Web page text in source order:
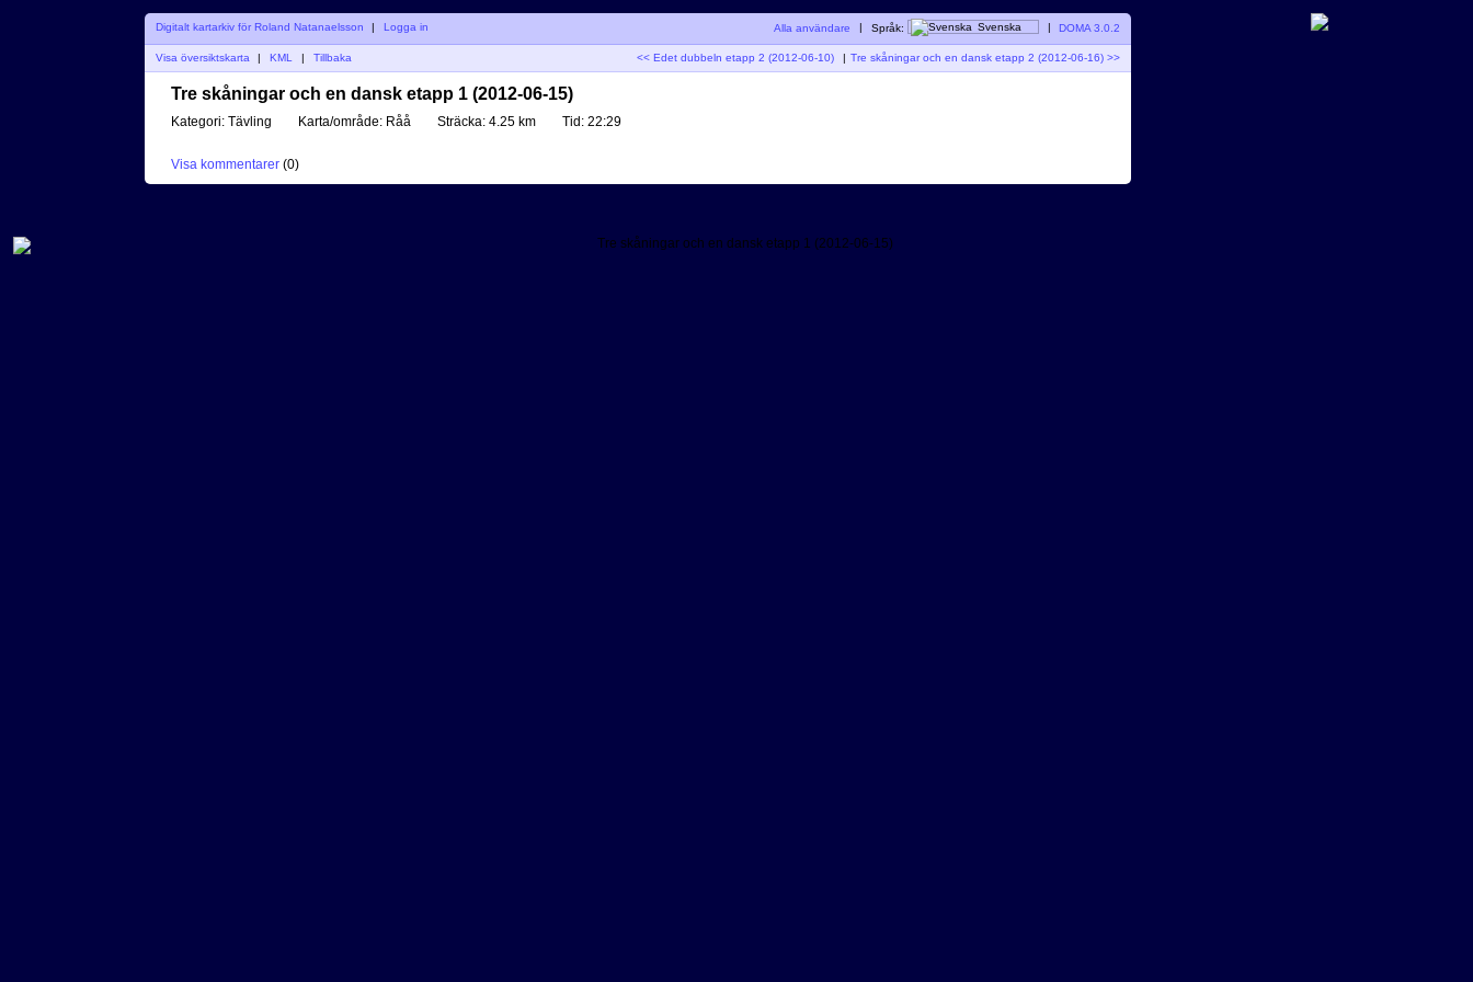
Digitalt kartarkiv för Roland Natanaelsson | Logga in Alla användare | Språk: Svenska | DOMA 3.0.2
Visa översiktskarta KML Tillbaka << Edet dubbeln etapp 2 (2012-06-10) Tre skåningar och en dansk etapp 2 (2012-06-16) >>
Tre skåningar och en dansk etapp 1 (2012-06-15)
Kategori: Tävling Karta/område: Råå Sträcka: 4.25 km Tid: 22:29
Visa kommentarer (0)